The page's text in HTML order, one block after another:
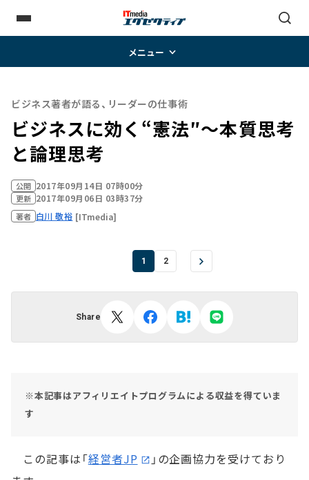
メニュー
ビジネス著者が語る、リーダーの仕事術
ビジネスに効く“憲法″～本質思考
と論理思考
公開 2017年09月14日 07時00分
更新 2017年09月06日 03時37分
著者 白川 敬裕 [ITmedia]
1 2
Share
※本記事はアフィリエイトプログラムによる収益を得ていま
す
この記事は「経営者JP
」の企画協力を受けており